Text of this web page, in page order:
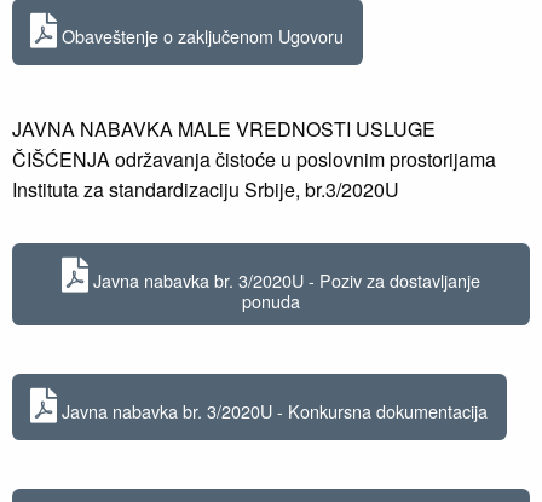
Obaveštenje o zaključenom Ugovoru
JAVNA NABAVKA MALE VREDNOSTI USLUGE
ČIŠĆENJA održavanja čistoće u poslovnim prostorijama
Instituta za standardizaciju Srbije, br.3/2020U
Javna nabavka br. 3/2020U - Poziv za dostavljanje
ponuda
Javna nabavka br. 3/2020U - Konkursna dokumentacija